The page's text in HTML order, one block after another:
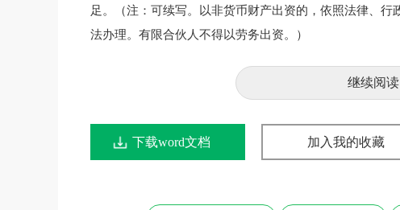
足。（注：可续写。以非货币财产出资的，依照法律、
法办理。有限合伙人不得以劳务出资。）
继续阅读
下载word文档 加入我的收藏